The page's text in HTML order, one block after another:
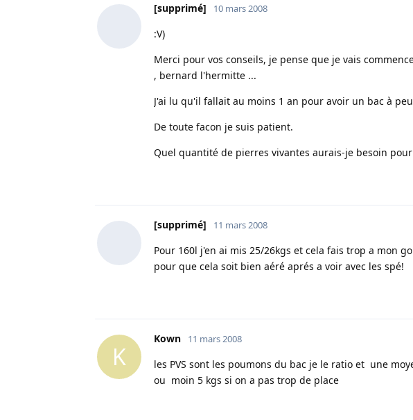
[supprimé] 10 mars 2008
:V)
Merci pour vos conseils, je pense que je vais
, bernard l'hermitte ...
J'ai lu qu'il fallait au moins 1 an pour avoir un bac à
De toute facon je suis patient.
Quel quantité de pierres vivantes aurais-je besoin
[supprimé] 11 mars 2008
Pour 160l j'en ai mis 25/26kgs et cela fais trop a mon
pour que cela soit bien aéré aprés a voir avec les spé!
K
Kown 11 mars 2008
les PVS sont les poumons du bac je le ratio et une
ou moin 5 kgs si on a pas trop de place